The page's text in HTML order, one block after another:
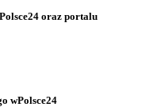
oraz portalu
wPolsce24